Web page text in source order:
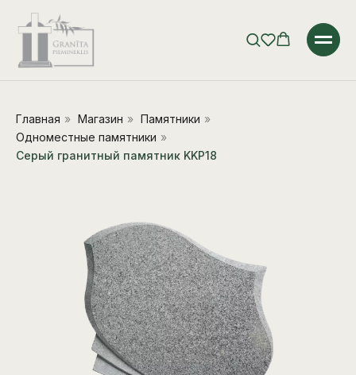
Главная » Магазин » Памятники »
Одноместные памятники »
Серый гранитный памятник KKP18